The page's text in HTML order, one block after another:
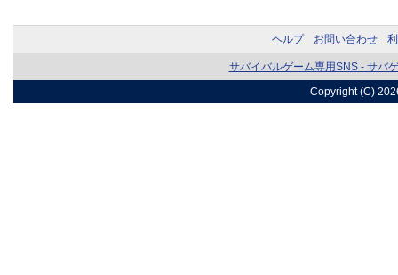
ヘルプ お問い合わせ
サバイバルゲーム専用SNS - サバ
Copyright (C)